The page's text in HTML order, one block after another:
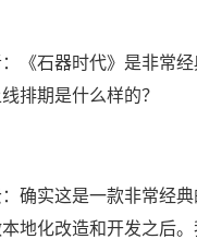
石器时代》是非常经
排期是什么样的？
实这是一款非常经典
地化改造和开发之后